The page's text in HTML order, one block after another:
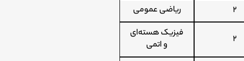
۲
ریاضی عمومی
۲
فیزیک هسته‌ای
و اتمی